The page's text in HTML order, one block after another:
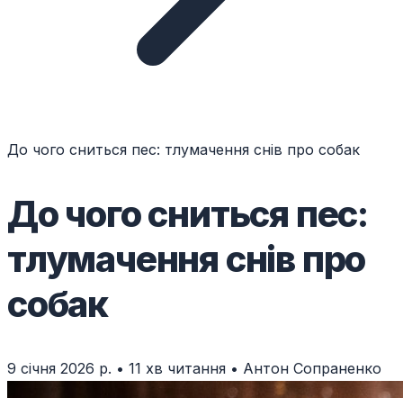
До чого сниться пес: тлумачення снів про собак
До чого сниться пес:
тлумачення снів про
собак
9 січня 2026 р. • 11 хв читання • Антон Сопраненко